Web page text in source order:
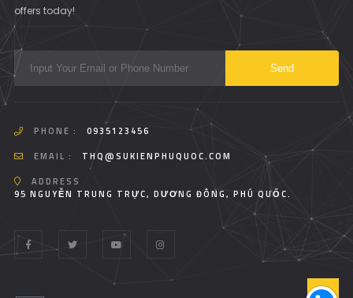
offers today!
PHONE :
0935123456
EMAIL :
THQ@SUKIENPHUQUOC.COM
ADDRESS
95 NGUYỄN TRUNG TRỰC, DƯƠNG ĐÔNG, PHÚ QUỐC.